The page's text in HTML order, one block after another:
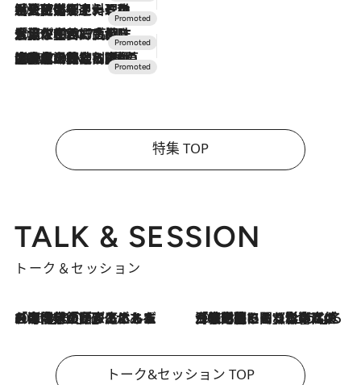
2026.7.24
【夏限定ディナーコース】旬を迎える稚鮎や花ズッキーニなどをイタリア・トスカーナの郷土料理の手法で満喫！
2026.7.17
「土佐和ハーブかき氷」がOMO7高知に登場！生姜、山椒、大葉など目にも舌にも涼を呼ぶ郷土の味
2026.7.10
NEW OPEN！【界 草津】名湯の地に誕生。趣の異なる2種の温泉と上州ならではの会席・蕎麦割烹など美食を味わう究極の癒やし旅
特集 TOP
TALK & SESSION
トーク＆セッション
2026.8.3
「今後値上げがあるとすれば…」「リスクがあるのは今年の冬」エネルギー専門家が語る、ホルムズ海峡封鎖が家庭にもたらす“ある心配” 2026.8.3
「住宅建てられない…」「サーチャージ料の高値が続いている」ホルムズ海峡封鎖による影響はいつまで続く？《エネルギー専門家に聞く“どうなる日本の暮らし”》
トーク&セッション TOP